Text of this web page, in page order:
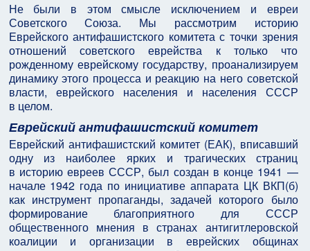
Не были в этом смысле исключением и евреи
Советского Союза. Мы рассмотрим историю
Еврейского антифашистского комитета с точки зрения
отношений советского еврейства к только что
рожденному еврейскому государству, проанализируем
динамику этого процесса и реакцию на него советской
власти, еврейского населения и населения СССР
в целом.
Еврейский антифашистский комитет
Еврейский антифашистский комитет (ЕАК), вписавший
одну из наиболее ярких и трагических страниц
в историю евреев СССР, был создан в конце 1941 —
начале 1942 года по инициативе аппарата ЦК ВКП(б)
как инструмент пропаганды, задачей которого было
формирование благоприятного для СССР
общественного мнения в странах антигитлеровской
коалиции и организации в еврейских общинах